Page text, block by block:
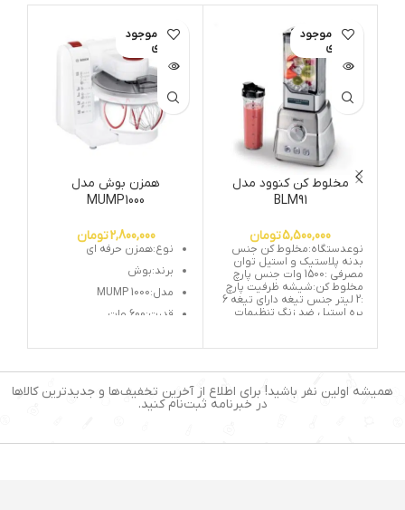
اتمام موجود
ی
مخلوط کن کنوود مدل
BLM91
5,500,000تومان
نوعدستگاه:مخلوط کن جنس
بدنه پلاستیک و استیل توان
مصرفی :1500 وات جنس پارچ
مخلوط کن:شیشه ظرفیت پارچ
:2 لیتر جنس تیغه دارای تیغه 6
پره استیل ضد زنگ تنظیمات
لغزش ️• دارای عملکرد اسموتی
ایمنی • مناسب برای یخ و میوه
های یخ زده • دارای پارچ بسیار
مقاوم در برابر حرارت و نشکن •
دارای 1 عدد پارچ اسموتی 0.5
اتمام موجود
ی
همزن بوش مدل
MUMP1000
2,800,000تومان
نوع:همزن حرفه ای
برند:بوش
مدل:MUMP 1000
قدرت:600 وات
بعدی:دارد
قفل ایمنی درپوش:دارد
برق:دارد
همیشه اولین نفر باشید! برای اطلاع از آخرین تخفیف‌ها و جدیدترین کالاها
در خبرنامه ثبت‌نام کنید.